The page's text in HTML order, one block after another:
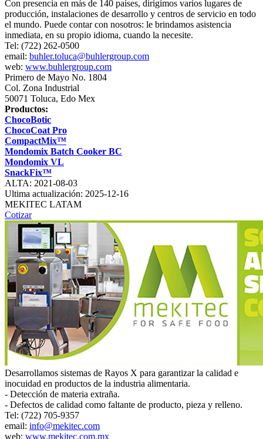
Con presencia en más de 140 países, dirigimos varios lugares de
producción, instalaciones de desarrollo y centros de servicio en todo
el mundo. Puede contar con nosotros: le brindamos asistencia
inmediata, en su propio idioma, cuando la necesite.
Tel: (722) 262-0500
email: buhler.toluca@buhlergroup.com
web: www.buhlergroup.com
Primero de Mayo No. 1804
Col. Zona Industrial
50071 Toluca, Edo Mex
Productos:
ChocoBotic
ChocoCoat Pro
CompactMix™
Mondomix Batch Cooker BC
Mondomix VL
SnackFix™
ALTA: 2021-08-03
Ultima actualización: 2025-12-16
MEKITEC LATAM
Cotizar
Desarrollamos sistemas de Rayos X para garantizar la calidad e
inocuidad en productos de la industria alimentaria.
- Detección de materia extraña.
- Defectos de calidad como faltante de producto, pieza y relleno.
Tel: (722) 705-9357
email: info@mekitec.com
web: www.mekitec.com.mx